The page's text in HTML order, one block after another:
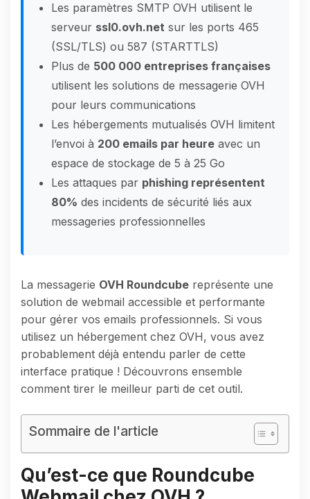
Les paramètres SMTP OVH utilisent le
serveur ssl0.ovh.net sur les ports 465
(SSL/TLS) ou 587 (STARTTLS)
Plus de 500 000 entreprises françaises
utilisent les solutions de messagerie OVH
pour leurs communications
Les hébergements mutualisés OVH limitent
l’envoi à 200 emails par heure avec un
espace de stockage de 5 à 25 Go
Les attaques par phishing représentent
80% des incidents de sécurité liés aux
messageries professionnelles
La messagerie OVH Roundcube représente une
solution de webmail accessible et performante
pour gérer vos emails professionnels. Si vous
utilisez un hébergement chez OVH, vous avez
probablement déjà entendu parler de cette
interface pratique ! Découvrons ensemble
comment tirer le meilleur parti de cet outil.
Sommaire de l'article
Qu’est-ce que Roundcube